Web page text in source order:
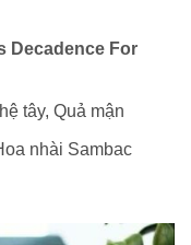
Decadence For
tây, Quả mận
nhài Sambac